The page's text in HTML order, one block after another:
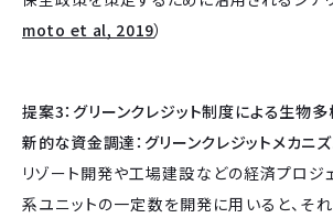
moto et al, 2019）
提案3：グリーンクレジット制度による生物
新的な資金調達：グリーンクレジットメカニ
リゾート開発や工場建設などの経済プロジ
系ユニットの一定数を開発に用いると、そ